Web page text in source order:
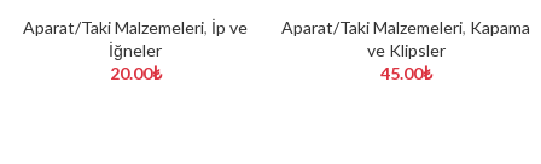
Aparat/Taki Malzemeleri, İp ve
İğneler
20.00₺
Aparat/Taki Malzemeleri, Kapama
ve Klipsler
45.00₺